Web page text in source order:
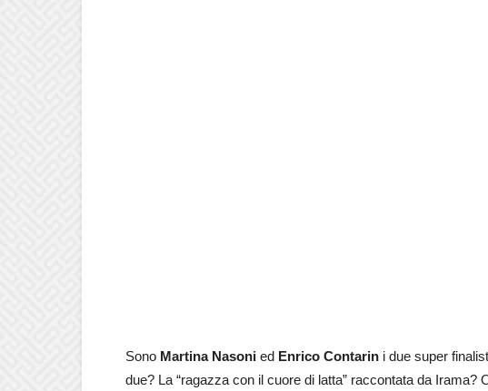
Sono Martina Nasoni ed Enrico Contarin i due super
due? La “ragazza con il cuore di latta” raccontata da Irama?